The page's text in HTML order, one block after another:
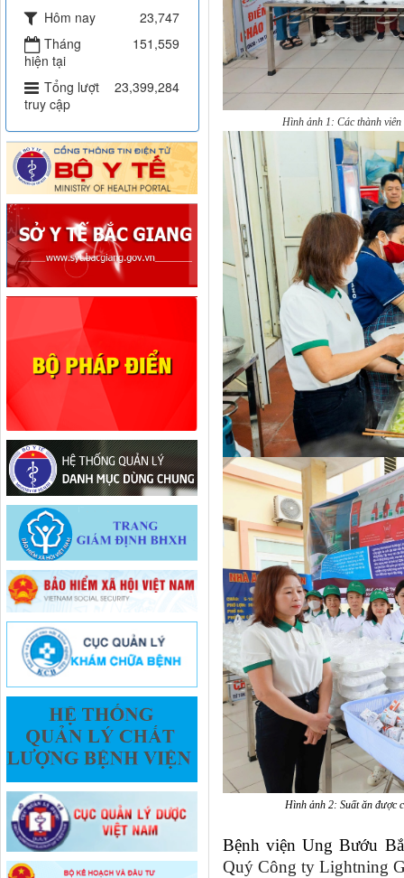
Hình ảnh 1: Các thành
Hình ảnh 2: Suất ăn được
Bệnh viện Ung Bướu
Quý Công ty Lightning
Hôm nay
23,747
Tháng
hiện tại
151,559
Tổng lượt
truy cập
23,399,284